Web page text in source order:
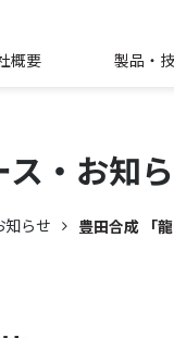
概要 製品・
・ お知
知らせ 豊田合成 「